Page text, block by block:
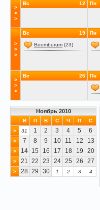
>
>
>
12
Вс Пн
>
>
>
19
Вс
Boomburum (23)
Пн
>
>
>
26
Вс Пн
Ноябрь 2010
В П В С Ч П
С
>
31 1 2 3 4 5 6
> 7 8 9 10 11 12 13
> 14 15 16 17 18 19 20
> 21 22 23 24 25 26 27
> 28 29 30 1 2 3 4